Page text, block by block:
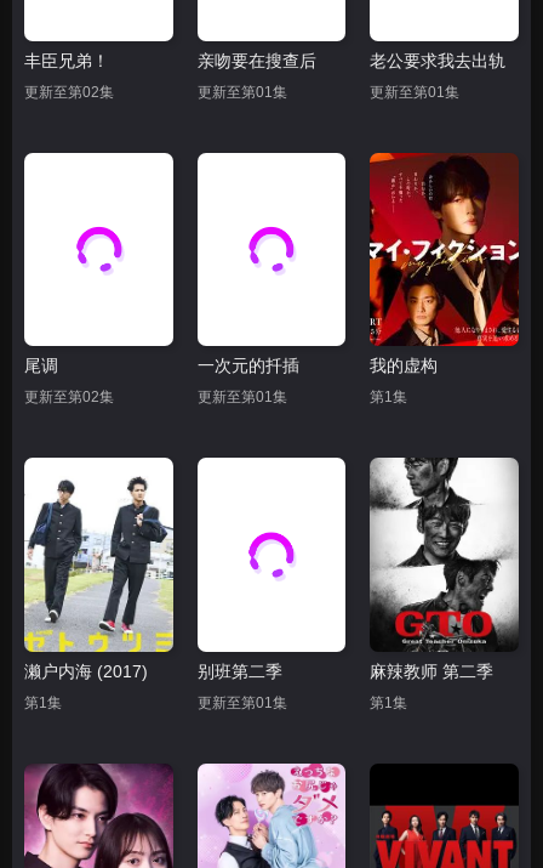
丰臣兄弟！
更新至第02集
亲吻要在搜查后
更新至第01集
老公要求我去出轨
更新至第01集
尾调
更新至第02集
一次元的扦插
更新至第01集
我的虚构
第1集
濑户内海 (2017)
第1集
别班第二季
更新至第01集
麻辣教师 第二季
第1集